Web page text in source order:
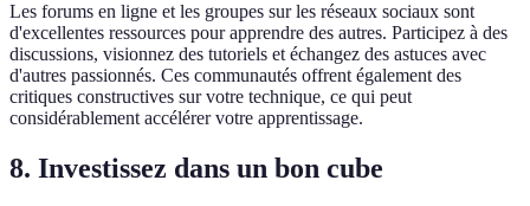
Les forums en ligne et les groupes sur les réseaux sociaux sont
d'excellentes ressources pour apprendre des autres. Participez à des
discussions, visionnez des tutoriels et échangez des astuces avec
d'autres passionnés. Ces communautés offrent également des
critiques constructives sur votre technique, ce qui peut
considérablement accélérer votre apprentissage.
8. Investissez dans un bon cube